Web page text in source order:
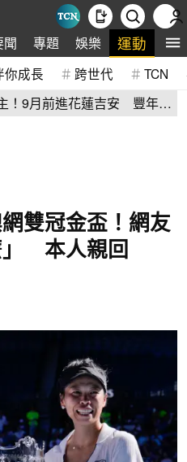
聞 專題 娛樂 運動 全
你成長 跨世代 TCN
！9月前進花蓮吉安 豐年節
雙冠金盃！網友
」 本人親回